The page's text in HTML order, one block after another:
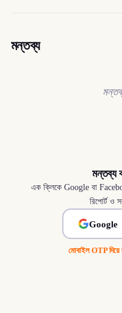
মন্তব্য
মন্তব্য
এক ক্লিকে Google বা
রিপোর্ট ও
Google
মোবাইল OTP